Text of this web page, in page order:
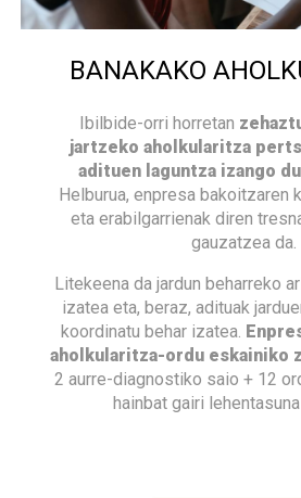
BANAKAKO
Ibilbide-orri horretan
jartzeko aholkularitza
adituen laguntza izango
Helburua, enpresa bakoitzaren
eta erabilgarrienak diren
gauzatzea da.
Litekeena da jardun beharreko
izatea eta, beraz, adituak
koordinatu behar izatea.
aholkularitza-ordu eskainiko
2 aurre-diagnostiko saio + 12
hainbat gairi